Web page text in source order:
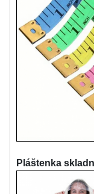
Pláštenka